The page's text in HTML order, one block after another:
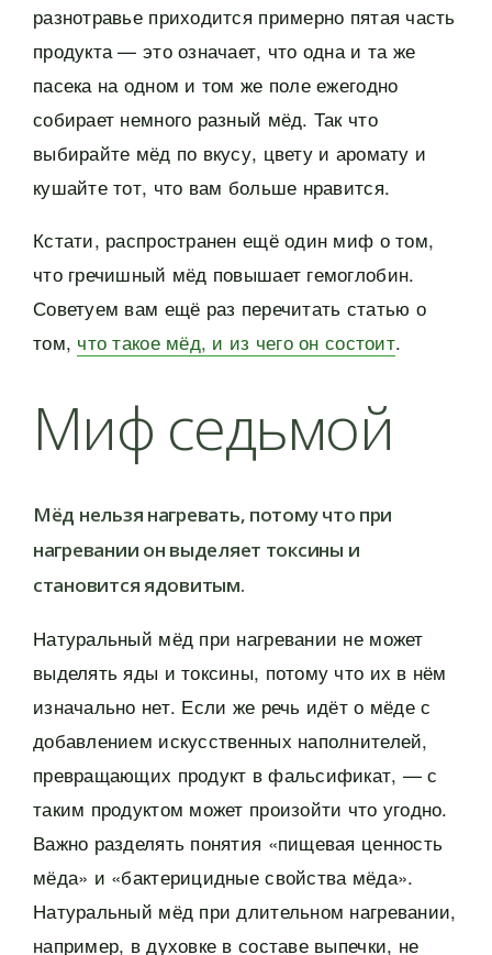
разнотравье приходится примерно пятая часть
продукта — это означает, что одна и та же
пасека на одном и том же поле ежегодно
собирает немного разный мёд. Так что
выбирайте мёд по вкусу, цвету и аромату и
кушайте тот, что вам больше нравится.
Кстати, распространен ещё один миф о том,
что гречишный мёд повышает гемоглобин.
Советуем вам ещё раз перечитать статью о
том, что такое мёд, и из чего он состоит.
Миф седьмой
Мёд нельзя нагревать, потому что при
нагревании он выделяет токсины и
становится ядовитым.
Натуральный мёд при нагревании не может
выделять яды и токсины, потому что их в нём
изначально нет. Если же речь идёт о мёде с
добавлением искусственных наполнителей,
превращающих продукт в фальсификат, — с
таким продуктом может произойти что угодно.
Важно разделять понятия «пищевая ценность
мёда» и «бактерицидные свойства мёда».
Натуральный мёд при длительном нагревании,
например, в духовке в составе выпечки, не